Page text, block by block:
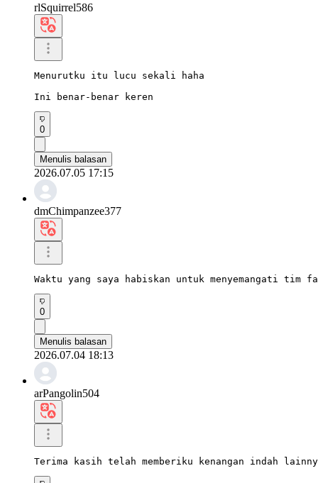
rlSquirrel586
Menurutku itu lucu sekali haha
Ini benar-benar keren
0
Menulis balasan
2026.07.05 17:15
dmChimpanzee377
Waktu yang saya habiskan untuk menyemangati tim
0
Menulis balasan
2026.07.04 18:13
arPangolin504
Terima kasih telah memberiku kenangan indah